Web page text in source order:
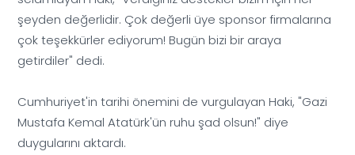
şeyden değerlidir. Çok değerli üye sponsor firmalarına
çok teşekkürler ediyorum! Bugün bizi bir araya
getirdiler" dedi.
Cumhuriyet'in tarihi önemini de vurgulayan Haki, "Gazi
Mustafa Kemal Atatürk'ün ruhu şad olsun!" diye
duygularını aktardı.